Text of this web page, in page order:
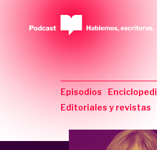
Episodios
Editoriales y revistas